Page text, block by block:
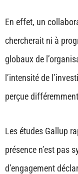
En effet, un
chercherait ni à
globaux de
l’intensité de
perçue
Les études Gallup
présence n’est pas
d’engagement